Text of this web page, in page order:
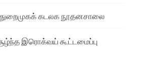
துறைமுகக் கடலக நூதனசாலை
இரொக்வய் கூட்டமைப்பு